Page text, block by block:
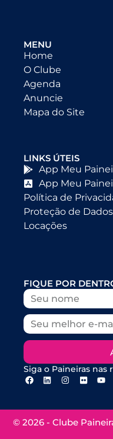
MENU
Home
O Clube
Agenda
Anuncie
Mapa do Site
LINKS ÚTEIS
App Meu
App Meu
Política de
Proteção de Dados
Locações
FIQUE POR
Siga o Paineiras nas
© 2026 - Clube